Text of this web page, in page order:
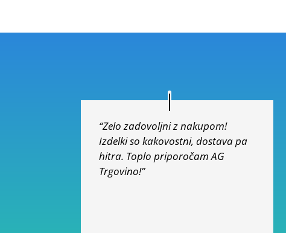
“Zelo zadovoljni z nakupom!
Izdelki so kakovostni, dostava pa
hitra. Toplo priporočam AG
Trgovino!”